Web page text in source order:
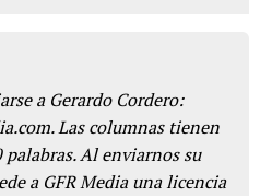
a Gerardo Cordero:
Las columnas tienen
palabras. Al enviarnos su
a GFR Media una licencia